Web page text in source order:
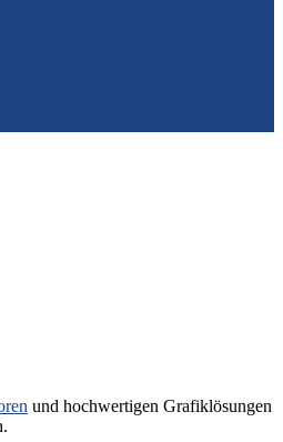
und hochwertigen Grafiklösungen